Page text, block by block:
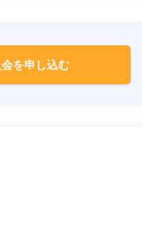
を申し込む